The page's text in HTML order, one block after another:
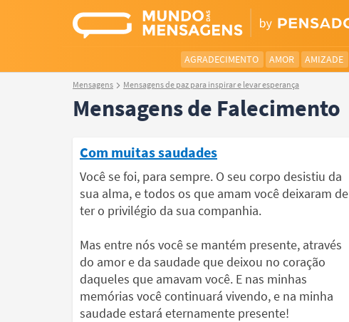
AGRADECIMENTO AMOR AMIZADE
Mensagens Mensagens de paz para inspirar e levar esperança
Mensagens de Falecimento
Com muitas saudades
Você se foi, para sempre. O seu corpo desistiu da
sua alma, e todos os que amam você deixaram de
ter o privilégio da sua companhia.
Mas entre nós você se mantém presente, através
do amor e da saudade que deixou no coração
daqueles que amavam você. E nas minhas
memórias você continuará vivendo, e na minha
saudade estará eternamente presente!